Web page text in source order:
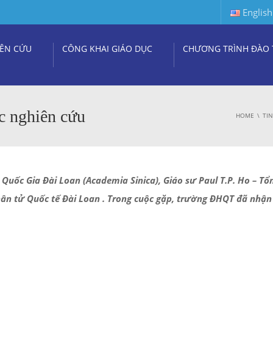
English
CỨU CÔNG KHAI GIÁO DỤC CHƯƠNG TRÌNH ĐÀO
nghiên cứu HOME
Gia Đài Loan (Academia Sinica), Giáo sư Paul T.P. Ho –
tử Quốc tế Đài Loan . Trong cuộc gặp, trường ĐHQT đã